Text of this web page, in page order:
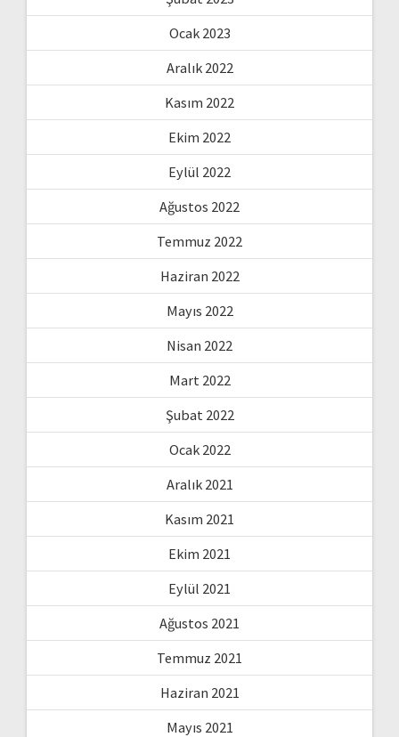
Ocak 2023
Aralık 2022
Kasım 2022
Ekim 2022
Eylül 2022
Ağustos 2022
Temmuz 2022
Haziran 2022
Mayıs 2022
Nisan 2022
Mart 2022
Şubat 2022
Ocak 2022
Aralık 2021
Kasım 2021
Ekim 2021
Eylül 2021
Ağustos 2021
Temmuz 2021
Haziran 2021
Mayıs 2021